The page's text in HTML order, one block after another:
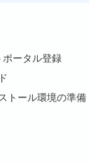
ータル登録
トール環境の準備